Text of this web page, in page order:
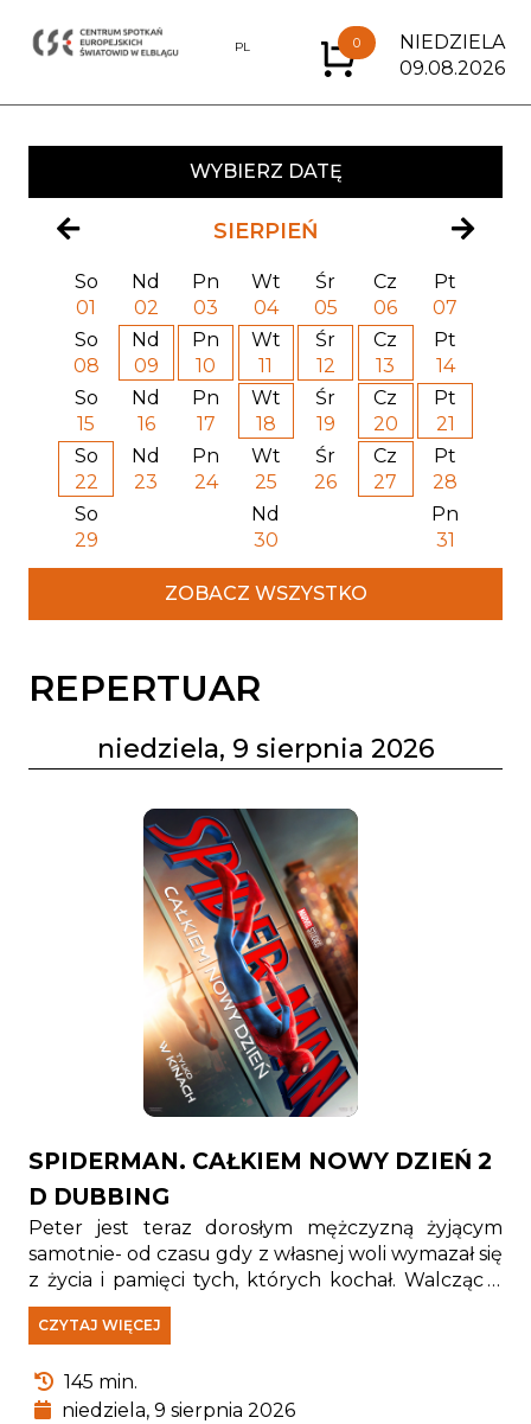
PL 0
NIEDZIELA
09.08.2026
WYBIERZ DATĘ
SIERPIEŃ
So
01
Nd
02
Pn
03
Wt
04
Śr
05
Cz
06
Pt
07
So
08
Nd
09
Pn
10
Wt
11
Śr
12
Cz
13
Pt
14
So
15
Nd
16
Pn
17
Wt
18
Śr
19
Cz
20
Pt
21
So
22
Nd
23
Pn
24
Wt
25
Śr
26
Cz
27
Pt
28
So
29
Nd
30
Pn
31
ZOBACZ WSZYSTKO
REPERTUAR
niedziela, 9 sierpnia 2026
SPIDERMAN. CAŁKIEM NOWY DZIEŃ 2
D DUBBING
Peter jest teraz dorosłym mężczyzną żyjącym
samotnie- od czasu gdy z własnej woli wymazał się
z życia i pamięci tych, których kochał. Walcząc z
przestępczością w Nowym Jorku, który nie zna
już jego imienia, w pełni poświęcił się ochronie
przytłaczać, presja wywołuje zaskakującą fizyczną
przemianę, która zagraża jego istnieniu, podczas
CZYTAJ WIĘCEJ
145 min.
niedziela, 9 sierpnia 2026